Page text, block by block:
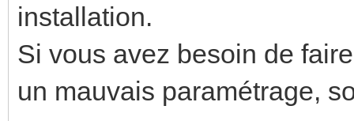
installation.
Si vous avez besoin de
un mauvais paramétrage,